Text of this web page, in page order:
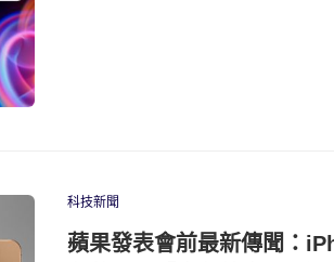
科技新聞
蘋果發表會前最新傳聞：